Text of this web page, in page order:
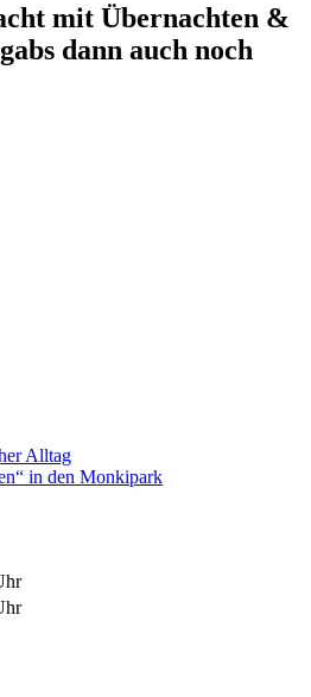
mit Übernachten &
dann auch noch
Alltag
in den Monkipark